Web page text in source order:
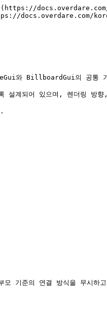
docs.overdare.com/
와 BillboardGui의 공통 기
설계되어 있으며, 렌더링
기준의 연결 방식을 무시